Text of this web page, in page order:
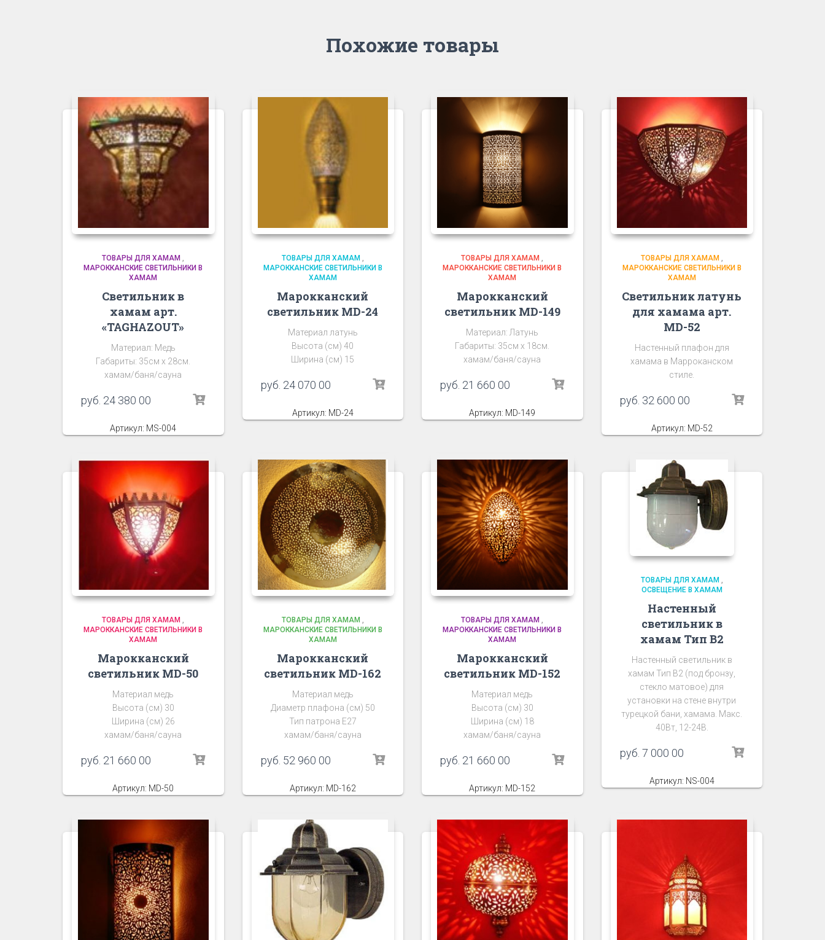
Похожие товары
ТОВАРЫ ДЛЯ ХАМАМ
МАРОККАНСКИЕ СВЕТИЛЬНИКИ В
ХАМАМ
Светильник в
хамам арт.
«TAGHAZOUT»
Материал: Медь
Габариты: 35см х 28см.
хамам/баня/сауна
руб. 24 380 00
Артикул: MS-004
ТОВАРЫ ДЛЯ ХАМАМ,
МАРОККАНСКИЕ СВЕТИЛЬНИКИ В
ХАМАМ
Марокканский
светильник MD-24
Материал латунь
Высота (см) 40
Ширина (см) 15
руб. 24 070 00
Артикул: MD-24
ТОВАРЫ ДЛЯ ХАМАМ
МАРОККАНСКИЕ СВЕТИЛЬНИКИ В
ХАМАМ
Марокканский
светильник MD-149
Материал: Латунь
Габариты: 35см х 18см.
хамам/баня/сауна
руб. 21 660 00
Артикул: MD-149
ТОВАРЫ ДЛЯ ХАМАМ,
МАРОККАНСКИЕ СВЕТИЛЬНИКИ В
ХАМАМ
Светильник латунь
для хамама арт.
MD-52
Настенный плафон для
хамама в Марроканском
стиле.
руб. 32 600 00
Артикул: MD-52
ТОВАРЫ ДЛЯ ХАМАМ ,
МАРОККАНСКИЕ СВЕТИЛЬНИКИ В
ХАМАМ
Марокканский
светильник MD-50
Материал медь
Высота (см) 30
Ширина (см) 26
хамам/баня/сауна
руб. 21 660 00
Артикул: MD-50
ТОВАРЫ ДЛЯ ХАМАМ ,
МАРОККАНСКИЕ СВЕТИЛЬНИКИ В
ХАМАМ
Марокканский
светильник MD-162
Материал медь
Диаметр плафона (см) 50
Тип патрона Е27
хамам/баня/сауна
руб. 52 960 00
Артикул: MD-162
ТОВАРЫ ДЛЯ ХАМАМ ,
МАРОККАНСКИЕ СВЕТИЛЬНИКИ В
ХАМАМ
Марокканский
светильник MD-152
Материал медь
Высота (см) 30
Ширина (см) 18
хамам/баня/сауна
руб. 21 660 00
Артикул: MD-152
ТОВАРЫ ДЛЯ ХАМАМ,
ОСВЕЩЕНИЕ В ХАМАМ
Настенный
светильник в
хамам Тип В2
Настенный светильник в
хамам Тип В2 (под бронзу,
стекло матовое) для
установки на стене внутри
турецкой бани, хамама. Макс.
40Вт, 12-24В.
руб. 7 000 00
Артикул: NS-004